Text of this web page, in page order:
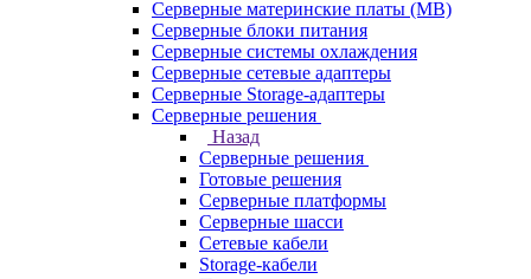
Серверные материнские платы (MB)
Серверные блоки питания
Серверные системы охлаждения
Серверные сетевые адаптеры
Серверные Storage-адаптеры
Серверные решения
Назад
Серверные решения
Готовые решения
Серверные платформы
Серверные шасси
Сетевые кабели
Storage-кабели